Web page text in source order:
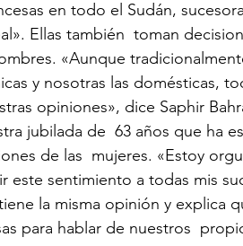
Ellas también  toman
«Aunque
y nosotras las domésticas,
opiniones», dice Saphir
jubilada de  63 años que ha
de las  mujeres. «Estoy
este sentimiento a todas mis
para hablar de nuestros